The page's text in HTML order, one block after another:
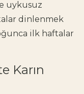
uykusuz
dinlenmek
ilk haftalar
Karın